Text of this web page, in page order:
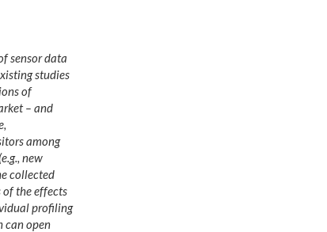
sensor data
studies
of
– and
among
new
collected
the effects
profiling
can open